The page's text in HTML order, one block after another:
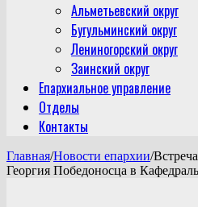
Альметьевский округ
Бугульминский округ
Лениногорский округ
Заинский округ
Епархиальное управление
Отделы
Контакты
Главная/Новости епархии/
Георгия Победоносца в